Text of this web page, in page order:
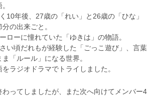
10年後、27歳の「れい」と26歳の「ひな」
の出来ごと。
ローに憧れていた「ゆきは」の物語。
い頃だれもが経験した「ごっこ遊び」、 言葉
「ルール」になる世界。
ラジオドラマでトライしました。
ってしましたが、また次へ向けてメンバー4